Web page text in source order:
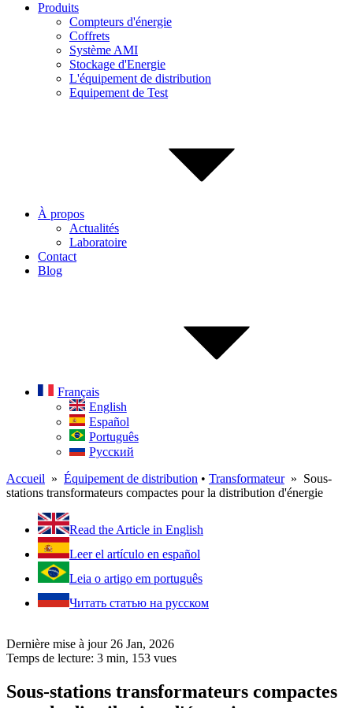
Produits
Compteurs d'énergie
Coffrets
Système AMI
Stockage d'Energie
L'équipement de distribution
Equipement de Test
À propos
Actualités
Laboratoire
Contact
Blog
Français
English
Español
Português
Русский
Accueil » Équipement de distribution • Transformateur» Sous-
stations transformateurs compactes pour la distribution d'énergie
Read the Article in English
Leer el artículo en español
Leia o artigo em português
Читать статью на русском
Dernière mise à jour 26 Jan, 2026
Temps de lecture: 3 min, 153 vues
Sous-stations transformateurs compactes